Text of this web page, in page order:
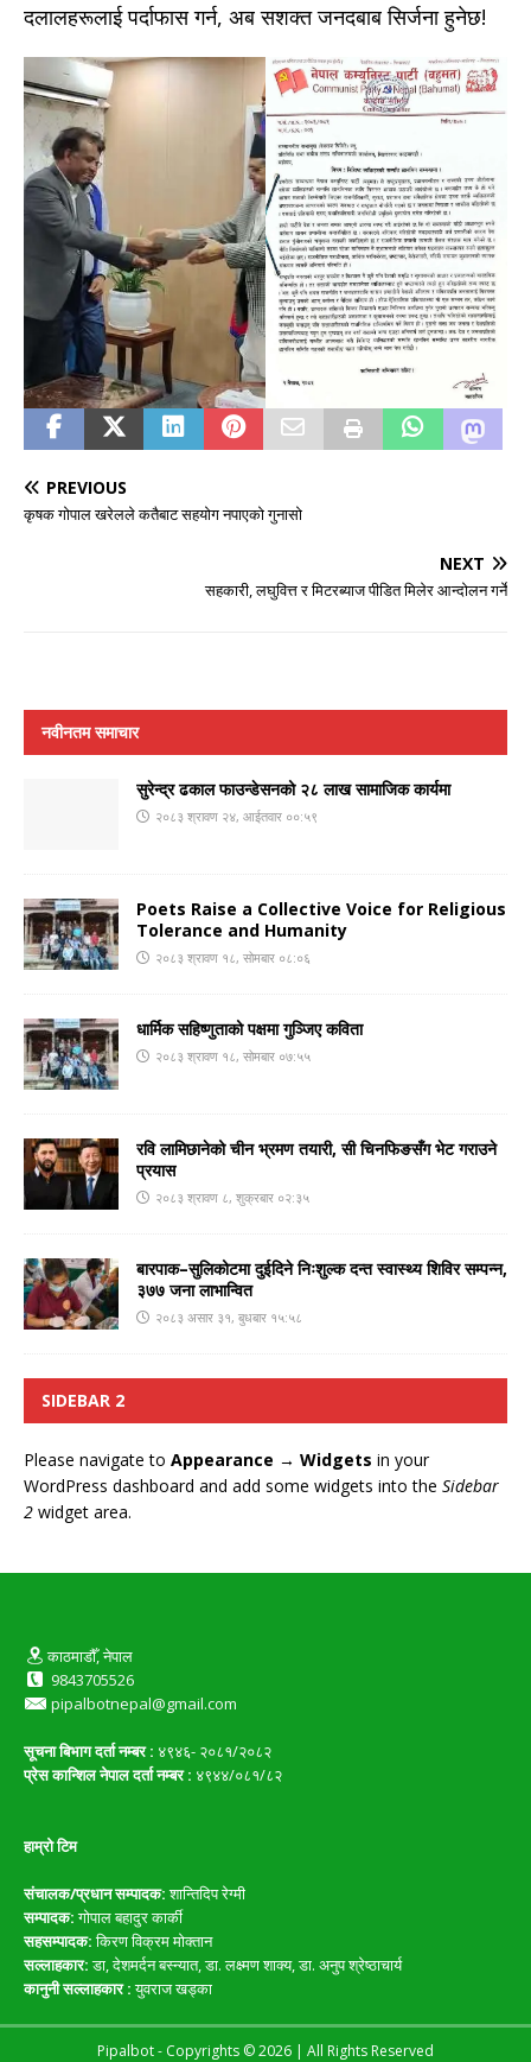
दलालहरूलाई पर्दाफास गर्न, अब सशक्त जनदबाब सिर्जना हुनेछ!
PREVIOUS
कृषक गोपाल खरेलले कतैबाट सहयोग नपाएको गुनासो
NEXT
सहकारी, लघुवित्त र मिटरब्याज पीडित मिलेर आन्दोलन गर्ने
नवीनतम समाचार
सुरेन्द्र ढकाल फाउन्डेसनको २८ लाख सामाजिक कार्यमा
२०८३ श्रावण २४, आईतवार ००:५९
Poets Raise a Collective Voice for Religious
Tolerance and Humanity
२०८३ श्रावण १८, सोमबार ०८:०६
धार्मिक सहिष्णुताको पक्षमा गुञ्जिए कविता
२०८३ श्रावण १८, सोमबार ०७:५५
रवि लामिछानेको चीन भ्रमण तयारी, सी चिनफिङसँग भेट गराउने
प्रयास
२०८३ श्रावण ८, शुक्रबार ०२:३५
बारपाक–सुलिकोटमा दुईदिने निःशुल्क दन्त स्वास्थ्य शिविर सम्पन्न,
३७७ जना लाभान्वित
२०८३ असार ३१, बुधबार १५:५८
SIDEBAR 2
Please navigate to Appearance → Widgets in your
WordPress dashboard and add some widgets into the Sidebar
2 widget area.
काठमाडौँ, नेपाल
9843705526
pipalbotnepal@gmail.com
सूचना बिभाग दर्ता नम्बर : ४९४६- २०८१/२०८२
प्रेस कान्शिल नेपाल दर्ता नम्बर : ४९४४/०८१/८२
हाम्रो टिम
संचालक/प्रधान सम्पादक:शान्तिदिप रेग्मी
सम्पादक:गोपाल बहादुर कार्की
सहसम्पादक:किरण विक्रम मोक्तान
सल्लाहकार:डा, देशमर्दन बस्न्यात, डा. लक्ष्मण शाक्य, डा. अनुप श्रेष्ठाचार्य
कानुनी सल्लाहकार :युवराज खड्का
Pipalbot - Copyrights © 2026 | All Rights Reserved